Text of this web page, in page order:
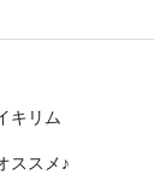
キリム
ススメ♪